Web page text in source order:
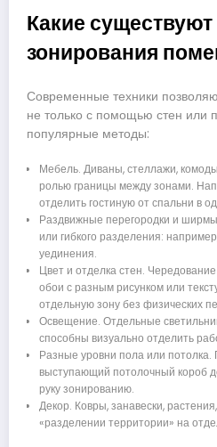
Какие
зонирования
Современные техники
не только с помощью стен или
популярные методы:
Мебель. Диваны, стеллажи,
ролью границы между зонами.
отделить гостиную от спальни в
Раздвижные перегородки и
или гибкого разделения:
уединения.
Цвет и отделка стен.
обои с разным рисунком или
отдельную зону без физических
Освещение. Отдельные
способны визуально отделить
Разные уровни пола или
выступающий потолочный короб
руку зонированию.
Декор. Ковры, занавески,
«разделении территории» на